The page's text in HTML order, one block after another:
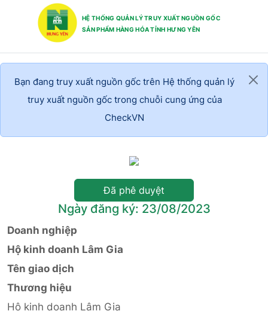
HỆ THỐNG QUẢN LÝ TRUY XUẤT NGUỒN GỐC
SẢN PHẨM HÀNG HÓA TỈNH HƯNG YÊN
Bạn đang truy xuất nguồn gốc trên Hệ thống quản lý
truy xuất nguồn gốc trong chuỗi cung ứng của
CheckVN
Đã phê duyệt
Ngày đăng ký: 23/08/2023
Doanh nghiệp
Hộ kinh doanh Lâm Gia
Tên giao dịch
Thương hiệu
Hộ kinh doanh Lâm Gia